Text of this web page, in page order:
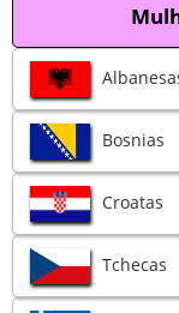
Bosnias
Croatas
Tchecas